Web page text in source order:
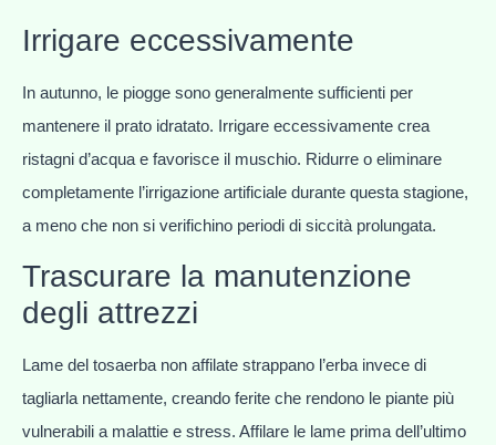
Irrigare eccessivamente
In autunno, le piogge sono generalmente sufficienti per
mantenere il prato idratato. Irrigare eccessivamente crea
ristagni d’acqua e favorisce il muschio. Ridurre o eliminare
completamente l’irrigazione artificiale durante questa stagione,
a meno che non si verifichino periodi di siccità prolungata.
Trascurare la manutenzione
degli attrezzi
Lame del tosaerba non affilate strappano l’erba invece di
tagliarla nettamente, creando ferite che rendono le piante più
vulnerabili a malattie e stress. Affilare le lame prima dell’ultimo